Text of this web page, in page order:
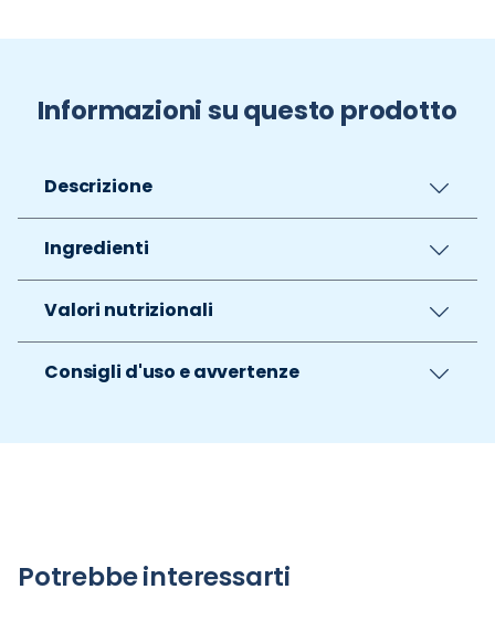
Informazioni su questo prodotto
Descrizione
Ingredienti
Valori nutrizionali
Consigli d'uso e avvertenze
Potrebbe interessarti